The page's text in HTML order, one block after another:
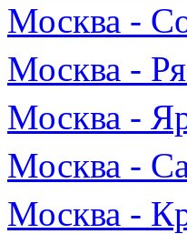
Москва -
Москва -
Москва -
Москва -
Москва -